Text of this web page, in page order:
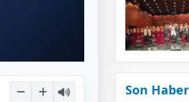
Son